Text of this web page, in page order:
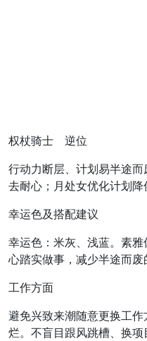
权杖骑士 逆位
行动力断层、计划易半途
去耐心；月处女优化计划
幸运色及搭配建议
幸运色：米灰、浅蓝。素
心踏实做事，减少半途而废
工作方面
避免兴致来潮随意更换工
烂。不盲目跟风跳槽、换项